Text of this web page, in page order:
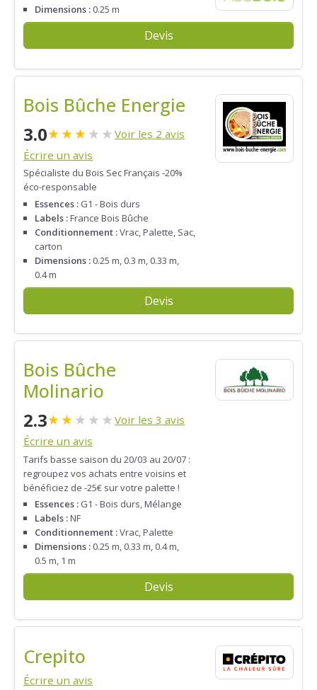
Dimensions : 0.25 m
Devis
Bois Bûche Energie
3.0★★★★ ★ Voir les 2 avis
Écrire un avis
Spécialiste du Bois Sec Français -20%
éco-responsable
Essences : G1 - Bois durs
Labels :France Bois Bûche
Conditionnement :Vrac, Palette, Sac,
carton
Dimensions : 0.25 m, 0.3 m, 0.33 m,
0.4 m
Devis
Bois Bûche
Molinario
2.3★★★ ★ ★ Voir les 3 avis
Écrire un avis
Tarifs basse saison du 20/03 au 20/07 :
regroupez vos achats entre voisins et
bénéficiez de -25€ sur votre palette !
Essences : G1 - Bois durs, Mélange
Labels :NF
Conditionnement :Vrac, Palette
Dimensions : 0.25 m, 0.33 m, 0.4 m,
0.5 m, 1 m
Devis
Crepito
Écrire un avis